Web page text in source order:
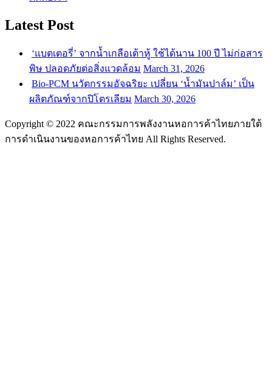
Latest Post
‘แบตเตอรี่’ จากน้ำเกลือเต้าหู้ ใช้ได้นาน 100 ปี ไม่ก่อสาร
พิษ ปลอดภัยต่อสิ่งแวดล้อม March 31, 2026
Bio-PCM นวัตกรรมอัจฉริยะ เปลี่ยน ‘น้ำมันปาล์ม’ เป็น
ผลิตภัณฑ์จากปิโตรเลียม March 30, 2026
Copyright © 2022 คณะกรรมการพลังงานหอการค้าไทยภายใต้
การดำเนินงานของหอการค้าไทย All Rights Reserved.